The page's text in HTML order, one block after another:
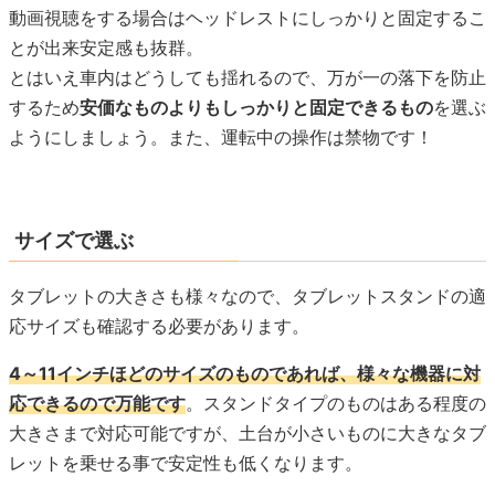
動画視聴をする場合はヘッドレストにしっかりと固定するこ
とが出来安定感も抜群。
とはいえ車内はどうしても揺れるので、万が一の落下を防止
するため安価なものよりもしっかりと固定できるものを選ぶ
ようにしましょう。また、運転中の操作は禁物です！
サイズで選ぶ
タブレットの大きさも様々なので、タブレットスタンドの適
応サイズも確認する必要があります。
4～11インチほどのサイズのものであれば、様々な機器に対
応できるので万能です。スタンドタイプのものはある程度の
大きさまで対応可能ですが、土台が小さいものに大きなタブ
レットを乗せる事で安定性も低くなります。